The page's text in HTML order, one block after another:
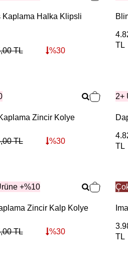
Kaplama Halka Klipsli
TL %30
TL
Zincir Kolye
TL %30
2+
TL
+%10
Zincir Kalp Kolye
TL %30
TL